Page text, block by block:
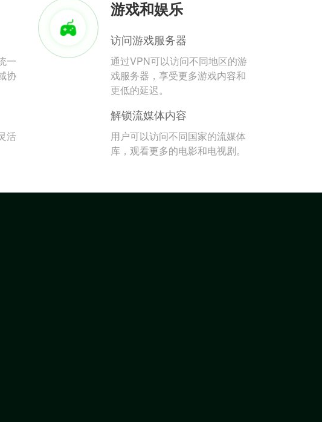
一
协
活
游戏和娱乐
访问游戏服务器
通过VPN可以访问不同地区的游
戏服务器，享受更多游戏内容和
更低的延迟。
解锁流媒体内容
用户可以访问不同国家的流媒体
库，观看更多的电影和电视剧。